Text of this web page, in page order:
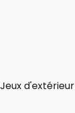
d'extérieur